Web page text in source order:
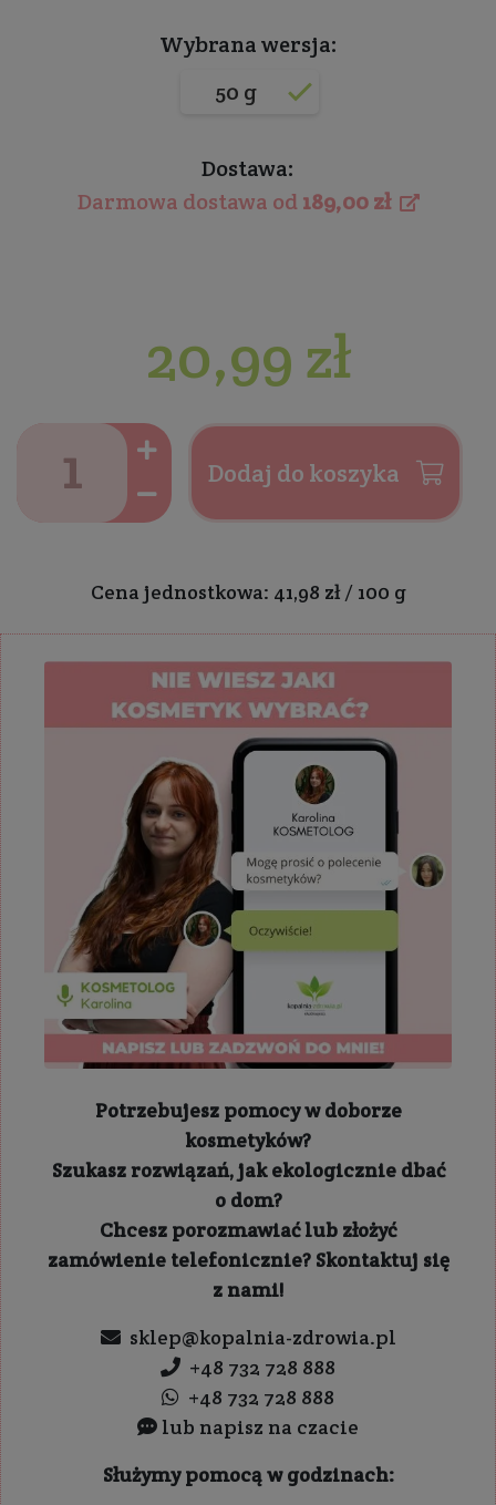
Wybrana wersja:
50 g
Dostawa:
Darmowa dostawa od189,00 zł
20,99 zł
Dodaj do koszyka
Cena jednostkowa: 41,98 zł / 100 g
Potrzebujesz pomocy w doborze
kosmetyków?
Szukasz rozwiązań, jak ekologicznie dbać
o dom?
Chcesz porozmawiać lub złożyć
zamówienie telefonicznie? Skontaktuj się
z nami!
sklep@kopalnia-zdrowia.pl
+48 732 728 888
+48 732 728 888
lub napisz na czacie
Służymy pomocą w godzinach: